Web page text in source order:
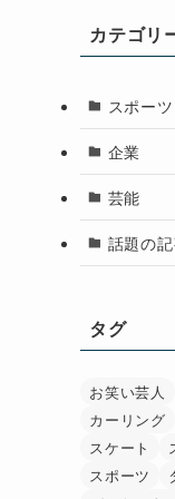
カテゴリ
スポーツ
企業
芸能
話題の
タグ
お笑い芸人
カーリング
スケート
スポーツ